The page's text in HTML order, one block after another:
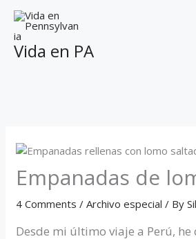
Skip
content
Vida en PA
Empanadas de
4 Comments /Archivo especial / By
Desde mi último viaje a Perú,